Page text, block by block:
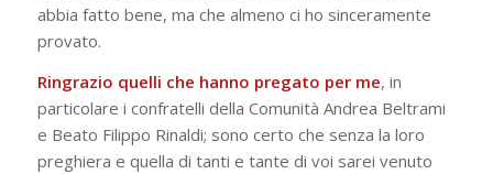
abbia fatto bene, ma che almeno ci ho sinceramente
provato.
Ringrazio quelli che hanno pregato per me, in
particolare i confratelli della Comunità Andrea Beltrami
e Beato Filippo Rinaldi; sono certo che senza la loro
preghiera e quella di tanti e tante di voi sarei venuto